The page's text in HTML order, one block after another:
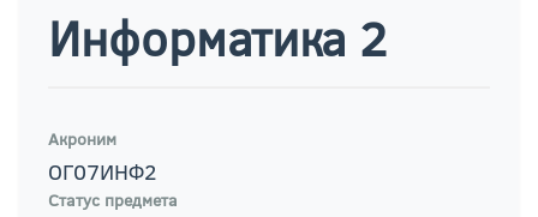
Информатика 2
Акроним
ОГ07ИНФ2
Статус предмета